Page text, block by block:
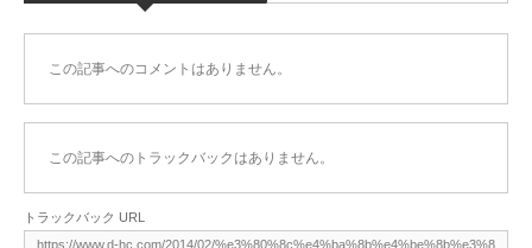
この記事へのコメントはありません。
この記事へのトラックバックはありません。
トラックバック URL